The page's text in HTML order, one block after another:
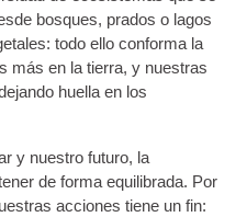
bosques, prados o lagos
todo ello conforma la
más en la tierra, y nuestras
huella en los
y nuestro futuro, la
de forma equilibrada. Por
acciones tiene un fin: